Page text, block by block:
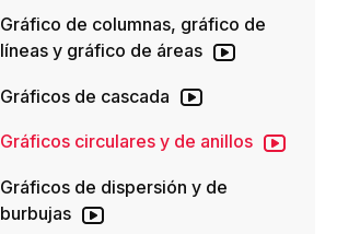
Gráfico de columnas, gráfico de
líneas y gráfico de áreas
Gráficos de cascada
Gráficos circulares y de anillos
Gráficos de dispersión y de
burbujas